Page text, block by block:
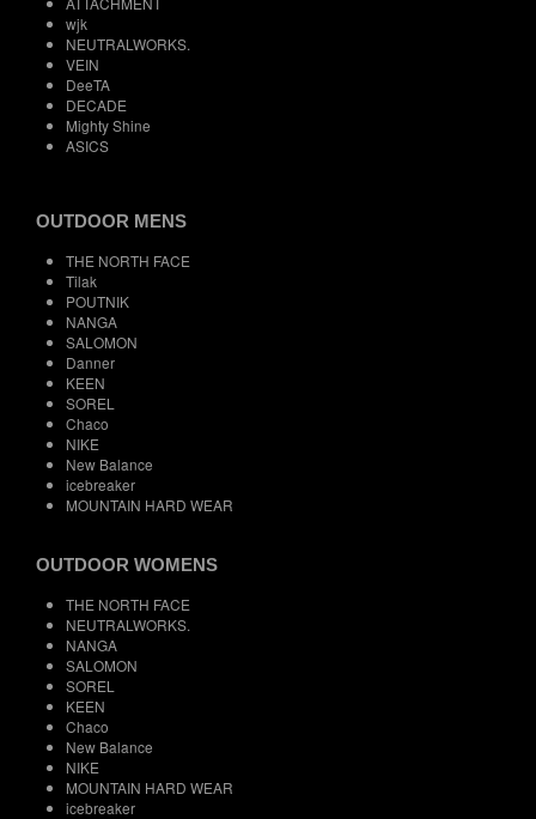
wjk
NEUTRALWORKS.
VEIN
DeeTA
DECADE
Mighty Shine
ASICS
OUTDOOR MENS
THE NORTH FACE
Tilak
POUTNIK
NANGA
SALOMON
Danner
KEEN
SOREL
Chaco
NIKE
New Balance
icebreaker
MOUNTAIN HARD WEAR
OUTDOOR WOMENS
THE NORTH FACE
NEUTRALWORKS.
NANGA
SALOMON
SOREL
KEEN
Chaco
New Balance
NIKE
MOUNTAIN HARD WEAR
icebreaker